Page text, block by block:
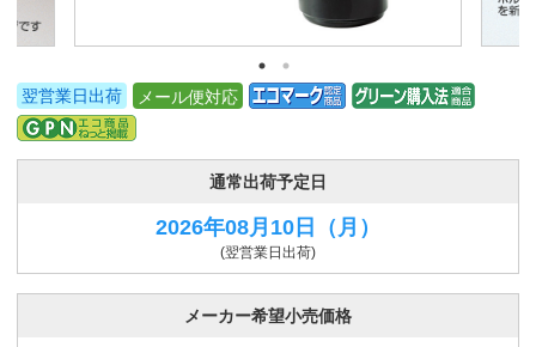
翌営業日出荷 メール便対応
通常出荷予定日
2026年08月10日 （月）
(翌営業日出荷)
メーカー希望小売価格